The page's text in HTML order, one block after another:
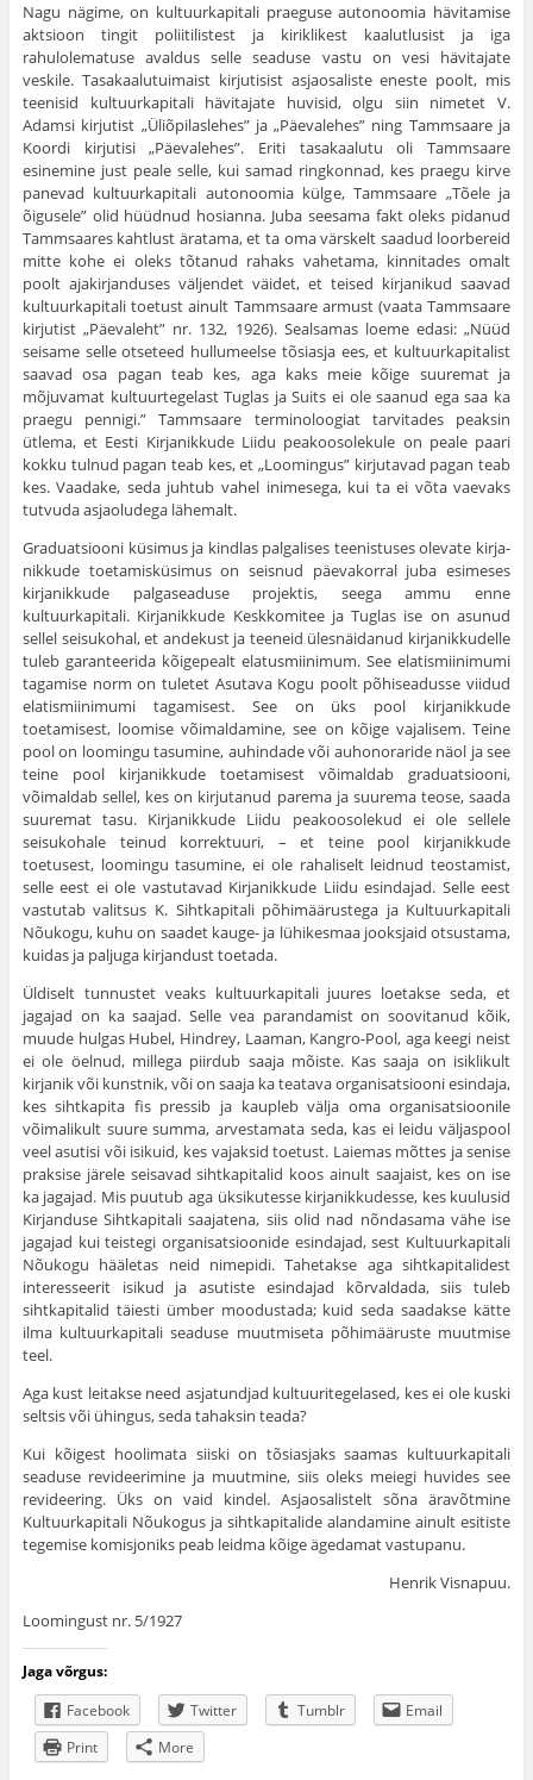
Nagu nägime, on kultuurkapitali praeguse autonoomia hävitamise
aktsioon tingit poliitilistest ja kiriklikest kaalutlusist ja iga
rahulolematuse avaldus selle seaduse vastu on vesi hävitajate
veskile. Tasakaalutuimaist kirjutisist asjaosaliste eneste poolt, mis
teenisid kultuurkapitali hävitajate huvisid, olgu siin nimetet V.
Adamsi kirjutist „Üliõpilaslehes” ja „Päeva­lehes” ning Tammsaare ja
Koordi kirjutisi „Päevalehes”. Eriti tasakaalutu oli Tammsaare
esinemine just peale selle, kui samad ringkonnad, kes praegu kirve
panevad kultuurkapitali autonoomia külge, Tammsaare „Tõele ja
õigusele” olid hüüdnud hosianna. Juba seesama fakt oleks pidanud
Tammsaares kahtlust äratama, et ta oma värskelt saadud loorbereid
mitte kohe ei oleks tõtanud rahaks vahetama, kinnitades omalt
poolt ajakirjan­duses väljendet väidet, et teised kirjanikud saavad
kultuurkapitali toetust ainult Tammsaare armust (vaata Tammsaare
kirjutist „Päevaleht” nr. 132, 1926). Sealsamas loeme edasi: „Nüüd
seisame selle otseteed hullumeelse tõsiasja ees, et kultuurkapitalist
saavad osa pagan teab kes, aga kaks meie kõige suuremat ja
mõjuvamat kultuurtegelast Tuglas ja Suits ei ole saanud ega saa ka
praegu pennigi.” Tammsaare terminoloogiat tarvi­tades peaksin
ütlema, et Eesti Kirjanikkude Liidu peakoosolekule on peale paari
kokku tulnud pagan teab kes, et „Loomingus” kirjutavad pagan teab
kes. Vaadake, seda juhtub vahel inimesega, kui ta ei võta vaevaks
tutvuda asjaoludega lähemalt.
Graduatsiooni küsimus ja kindlas palgalises teenistuses olevate kirja­
nikkude toetamisküsimus on seisnud päevakorral juba esimeses
kirjanik­kude palgaseaduse projektis, seega ammu enne
kultuurkapitali. Kirjanik­kude Keskkomitee ja Tuglas ise on asunud
sellel seisukohal, et andekust ja teeneid ülesnäidanud kirjanikkudelle
tuleb garanteerida kõigepealt elatusmiinimum. See elatismiinimumi
tagamise norm on tuletet Asutava Kogu poolt põhiseadusse viidud
elatismiinimumi tagamisest. See on üks pool kirjanikkude
toetamisest, loomise võimaldamine, see on kõige vajalisem. Teine
pool on loomingu tasumine, auhindade või auhonoraride näol ja see
teine pool kirjanikkude toetamisest võimaldab graduatsiooni,
võimaldab sellel, kes on kirjutanud parema ja suurema teose, saada
suu­remat tasu. Kirjanikkude Liidu peakoosolekud ei ole sellele
seisukohale teinud korrektuuri, – et teine pool kirjanikkude
toetusest, loomingu tasu­mine, ei ole rahaliselt leidnud teostamist,
selle eest ei ole vastutavad Kirjanikkude Liidu esindajad. Selle eest
vastutab valitsus K. Sihtkapitali põhimäärustega ja Kultuurkapitali
Nõukogu, kuhu on saadet kauge- ja lühikesmaa jooksjaid otsustama,
kuidas ja paljuga kirjandust toetada.
Üldiselt tunnustet veaks kultuurkapitali juures loetakse seda, et
jagajad on ka saajad. Selle vea parandamist on soovitanud kõik,
muude hulgas Hubel, Hindrey, Laaman, Kangro-Pool, aga keegi neist
ei ole öelnud, millega piirdub saaja mõiste. Kas saaja on isiklikult
kirjanik või kunstnik, või on saaja ka teatava organisatsiooni esindaja,
kes sihtkapita fis pressib ja kaupleb välja oma organisatsioonile
võimalikult suure summa, arvestamata seda, kas ei leidu väljaspool
veel asutisi või isikuid, kes vajaksid toetust. Laiemas mõttes ja senise
praksise järele seisavad siht­kapitalid koos ainult saajaist, kes on ise
ka jagajad. Mis puutub aga üksi­kutesse kirjanikkudesse, kes kuulusid
Kirjanduse Sihtkapitali saajatena, siis olid nad nõndasama vähe ise
jagajad kui teistegi organisatsioonide esin­dajad, sest Kultuurkapitali
Nõukogu hääletas neid nimepidi. Tahetakse aga sihtkapitalidest
interesseerit isikud ja asutiste esindajad kõrvaldada, siis tuleb
sihtkapitalid täiesti ümber moodustada; kuid seda saadakse kätte
ilma kultuurkapitali seaduse muutmiseta põhimääruste muutmise
teel.
Aga kust leitakse need asjatundjad kultuuritegelased, kes ei ole kuski
seltsis või ühingus, seda tahaksin teada?
Kui kõigest hoolimata siiski on tõsiasjaks saamas kultuurkapitali
seaduse revideerimine ja muutmine, siis oleks meiegi huvides see
revideering. Üks on vaid kindel. Asjaosalistelt sõna äravõtmine
Kultuurkapitali Nõukogus ja sihtkapitalide alandamine ainult esitiste
tegemise komisjoniks peab leidma kõige ägedamat vastupanu.
Henrik Visnapuu.
Loomingust nr. 5/1927
Jaga võrgus:
Facebook
Twitter Tumblr
Email
Print
More